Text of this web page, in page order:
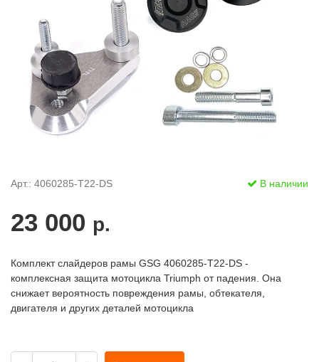
Арт.: 4060285-T22-DS В наличии
23 000 р.
Комплект слайдеров рамы GSG 4060285-T22-DS -
комплексная защита мотоцикла Triumph от падения. Она
снижает вероятность повреждения рамы, обтекателя,
двигателя и других деталей мотоцикла